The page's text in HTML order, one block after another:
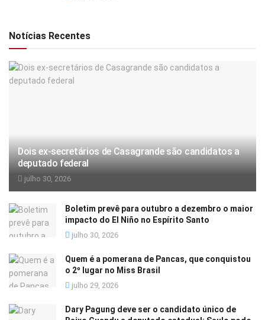
Notícias Recentes
Dois ex-secretários de Casagrande são candidatos a
deputado federal
julho 30, 2026
Boletim prevê para outubro a dezembro o maior
impacto do El Niño no Espírito Santo
julho 30, 2026
Quem é a pomerana de Pancas, que conquistou
o 2º lugar no Miss Brasil
julho 29, 2026
Dary Pagung deve ser o candidato único de